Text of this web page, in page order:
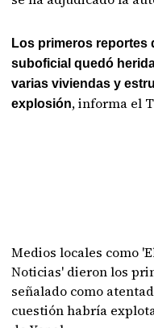
Los primeros reportes
suboficial quedó
varias viviendas y
explosión, informa el
Medios locales como
Noticias' dieron los
señalado como
cuestión habría